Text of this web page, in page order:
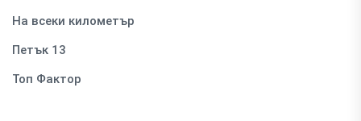
На всеки километър
Петък 13
Топ Фактор